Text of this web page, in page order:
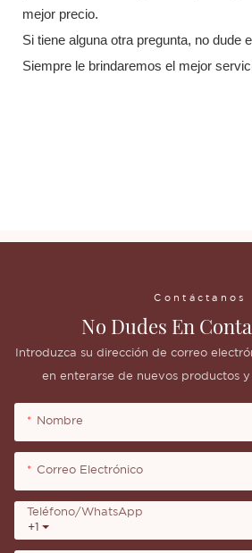
mejor precio.
Si tiene alguna otra pregunta, no dude
Siempre le brindaremos el mejor
Contáctanos
No Dudes En
Introduzca su dirección de correo
en enterarse de nuevos productos y
Nombre
Correo Electrónico
+1
Teléfono/WhatsApp